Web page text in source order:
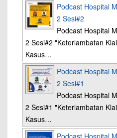
Podcast Hospital
2 Sesi#2
Podcast Hospital
2 Sesi#2 "Keterlambatan
Kasus…
Podcast Hospital
2 Sesi#1
Podcast Hospital
2 Sesi#1 "Keterlambatan
Kasus…
Podcast Hospital